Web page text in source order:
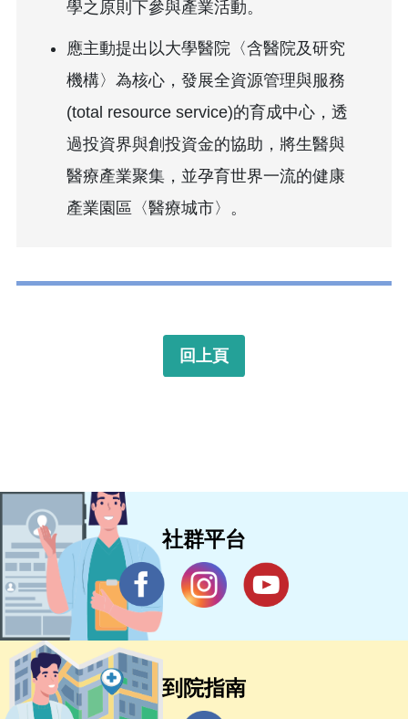
學之原則下參與產業活動。
應主動提出以大學醫院〈含醫院及研究
機構〉為核心，發展全資源管理與服務
(total resource service)的育成中心，透
過投資界與創投資金的協助，將生醫與
醫療產業聚集，並孕育世界一流的健康
產業園區〈醫療城市〉。
回上頁
社群平台
到院指南